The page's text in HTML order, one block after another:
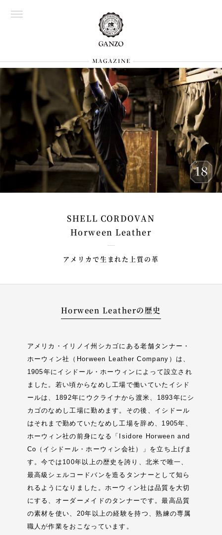
SHELL CORDOVAN
Horween Leather
アメリカで生まれた上質の革
Horween Leatherの歴史
アメリカ・イリノイ州シカゴにある老舗タンナー・
ホーウィン社（Horween Leather Company）は、
1905年にイシドール・ホーウィンによって設立され
ました。若い頃からなめし工場で働いていたイシド
ールは、1892年にウクライナから渡米、1893年にシ
カゴのなめし工場に勤めます。その後、イシドール
はそれまで勤めていたなめし工場を辞め、1905年、
ホーウィン社の前身になる「Isidore Horween and
Co（イシドール・ホーウィン会社）」を立ち上げま
す。今では100年以上の歴史を誇り、北米で唯一、
最高級シェルコードバンを造るタンナーとして知ら
れるようになりました。ホーウィン社は品質を大切
にする、オーダーメイドのタンナーです。最高品質
の素材を使い、20年以上の経験を持つ、熟練の専属
職人が作業をおこなっています。